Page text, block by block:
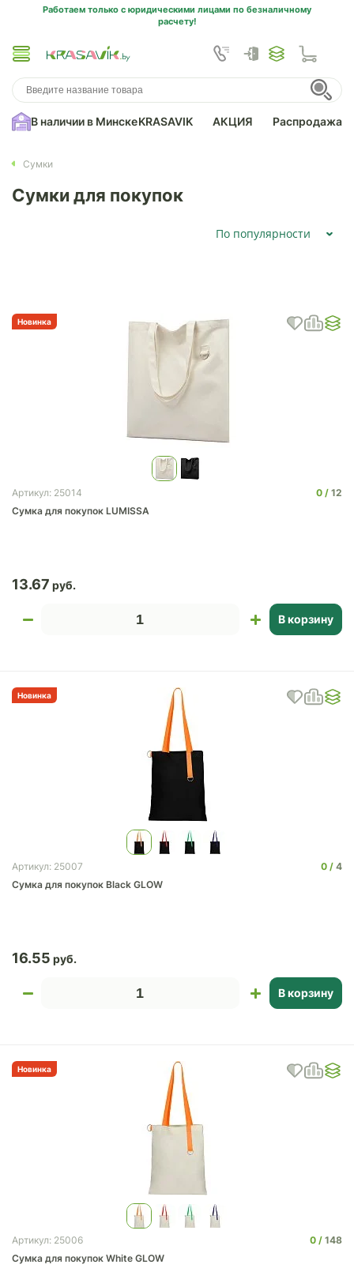
Работаем только с юридическими лицами по безналичному
расчету!
В наличии в МинскеKRASAVIK АКЦИЯ Распродажа
Сумки
Сумки для покупок
По популярности
Новинка
Артикул: 25014 0
12
Сумка для покупок LUMISSA
13.67
В корзину
Новинка
Артикул: 25007 0
4
Сумка для покупок Black GLOW
16.55
В корзину
Новинка
Артикул: 25006 0
148
Сумка для покупок White GLOW